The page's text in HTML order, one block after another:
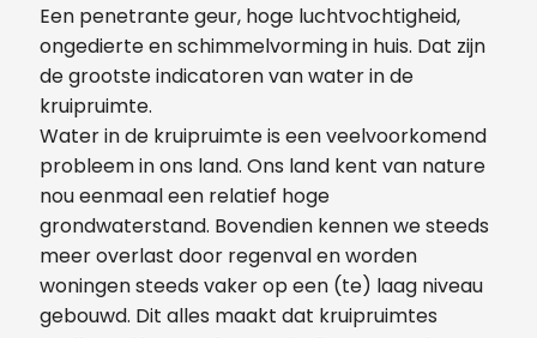
Een penetrante geur, hoge luchtvochtigheid,
ongedierte en schimmelvorming in huis. Dat zijn
de grootste indicatoren van water in de
kruipruimte.
Water in de kruipruimte is een veelvoorkomend
probleem in ons land. Ons land kent van nature
nou eenmaal een relatief hoge
grondwaterstand. Bovendien kennen we steeds
meer overlast door regenval en worden
woningen steeds vaker op een (te) laag niveau
gebouwd. Dit alles maakt dat kruipruimtes